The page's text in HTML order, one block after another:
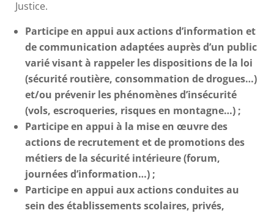
Justice.
Participe en appui aux actions d’information et
de communication adaptées auprès d’un public
varié visant à rappeler les dispositions de la loi
(sécurité routière, consommation de drogues…)
et/ou prévenir les phénomènes d’insécurité
(vols, escroqueries, risques en montagne…) ;
Participe en appui à la mise en œuvre des
actions de recrutement et de promotions des
métiers de la sécurité intérieure (forum,
journées d’information…) ;
Participe en appui aux actions conduites au
sein des établissements scolaires, privés,